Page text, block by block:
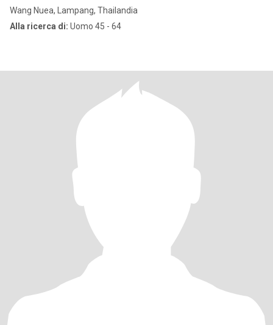
Wang Nuea, Lampang, Thailandia
Alla ricerca di: Uomo 45 - 64